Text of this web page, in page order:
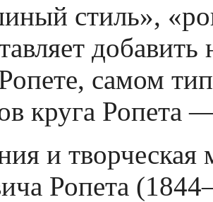
стиль»,
добавить
самом
круга Ропета
и творческая
Ропета